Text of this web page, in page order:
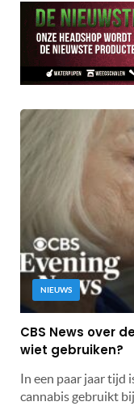
NIEUWS
CBS News over
wiet gebruiken?
In een paar jaar
cannabis gebruikt